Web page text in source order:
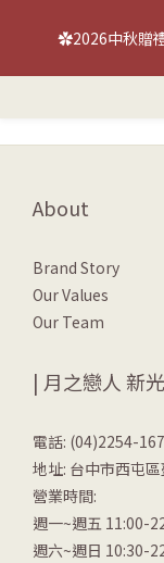
【喜餅優惠】免費
✿2026中秋贈
【喜餅優惠】免費
About
Brand Story
Our Values
Our Team
| 月之戀人 新
電話: (04)2254-
地址: 台中市西屯
營業時間:
週一~週五 11:00-
週六~週日 10:30-